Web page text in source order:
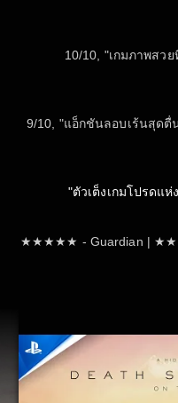
10/10, "เกมภาพสว
9/10, "แอ็กชันลอบเร้นสุดตื่
"ตัวเต็งเกมโปรดแห่
★★★★★ - Guardian |